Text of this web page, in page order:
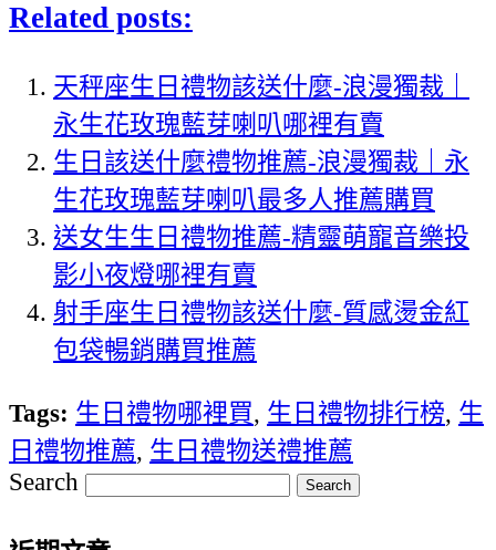
Related posts:
天秤座生日禮物該送什麼-浪漫獨裁｜
永生花玫瑰藍芽喇叭哪裡有賣
生日該送什麼禮物推薦-浪漫獨裁｜永
生花玫瑰藍芽喇叭最多人推薦購買
送女生生日禮物推薦-精靈萌寵音樂投
影小夜燈哪裡有賣
射手座生日禮物該送什麼-質感燙金紅
包袋暢銷購買推薦
Tags: 生日禮物哪裡買, 生日禮物排行榜, 生
日禮物推薦, 生日禮物送禮推薦
Search